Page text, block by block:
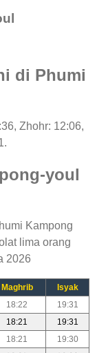
di Phumi
Zhohr: 12:06,
youl
Kampong
lima orang
2026
Maghrib
Isyak
18:22
19:31
18:21
19:31
18:21
19:30